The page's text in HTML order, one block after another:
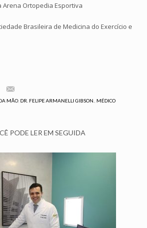
Arena Ortopedia Esportiva
Brasileira de Medicina do Exercício e
MÃO DR. FELIPE ARMANELLI GIBSON.
MÉDICO
PODE LER EM SEGUIDA